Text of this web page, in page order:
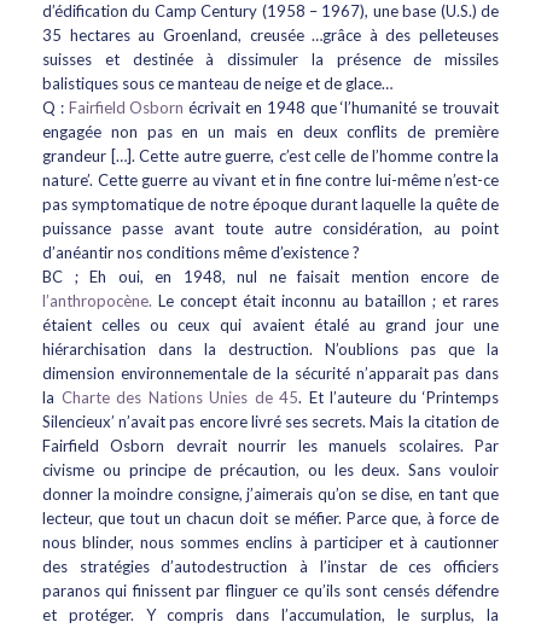
d’édification du Camp Century (1958 – 1967), une base (U.S.) de
35 hectares au Groenland, creusée …grâce à des pelleteuses
suisses et destinée à dissimuler la présence de missiles
balistiques sous ce manteau de neige et de glace…
Q : Fairfield Osborn écrivait en 1948 que ‘l’humanité se trouvait
engagée non pas en un mais en deux conflits de première
grandeur […]. Cette autre guerre, c’est celle de l’homme contre la
nature’. Cette guerre au vivant et in fine contre lui-même n’est-ce
pas symptomatique de notre époque durant laquelle la quête de
puissance passe avant toute autre considération, au point
d’anéantir nos conditions même d’existence ?
BC ; Eh oui, en 1948, nul ne faisait mention encore de
l’anthropocène. Le concept était inconnu au bataillon ; et rares
étaient celles ou ceux qui avaient étalé au grand jour une
hiérarchisation dans la destruction. N’oublions pas que la
dimension environnementale de la sécurité n’apparait pas dans
la Charte des Nations Unies de 45. Et l’auteure du ‘Printemps
Silencieux’ n’avait pas encore livré ses secrets. Mais la citation de
Fairfield Osborn devrait nourrir les manuels scolaires. Par
civisme ou principe de précaution, ou les deux. Sans vouloir
donner la moindre consigne, j’aimerais qu’on se dise, en tant que
lecteur, que tout un chacun doit se méfier. Parce que, à force de
nous blinder, nous sommes enclins à participer et à cautionner
des stratégies d’autodestruction à l’instar de ces officiers
paranos qui finissent par flinguer ce qu’ils sont censés défendre
et protéger. Y compris dans l’accumulation, le surplus, la